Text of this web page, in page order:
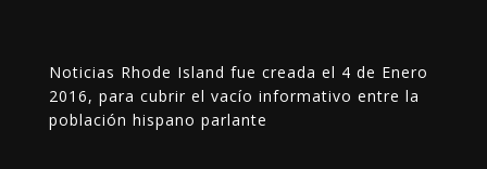
Noticias Rhode Island fue creada el 4 de Enero
2016, para cubrir el vacío informativo entre la
población hispano parlante